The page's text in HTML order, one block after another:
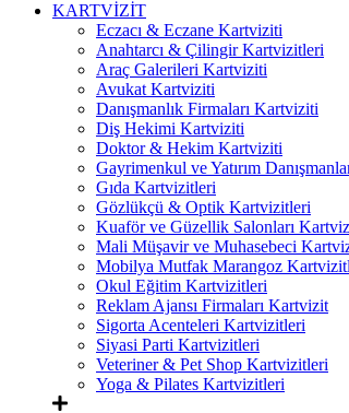
KARTVİZİT
Eczacı & Eczane Kartviziti
Anahtarcı & Çilingir Kartvizitleri
Araç Galerileri Kartviziti
Avukat Kartviziti
Danışmanlık Firmaları Kartviziti
Diş Hekimi Kartviziti
Doktor & Hekim Kartviziti
Gayrimenkul ve Yatırım
Gıda Kartvizitleri
Gözlükçü & Optik Kartvizitleri
Kuaför ve Güzellik Salonları
Mali Müşavir ve Muhasebeci
Mobilya Mutfak Marangoz
Okul Eğitim Kartvizitleri
Reklam Ajansı Firmaları Kartvizit
Sigorta Acenteleri Kartvizitleri
Siyasi Parti Kartvizitleri
Veteriner & Pet Shop Kartvizitleri
Yoga & Pilates Kartvizitleri